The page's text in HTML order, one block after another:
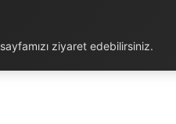
sayfamızı ziyaret edebilirsiniz.